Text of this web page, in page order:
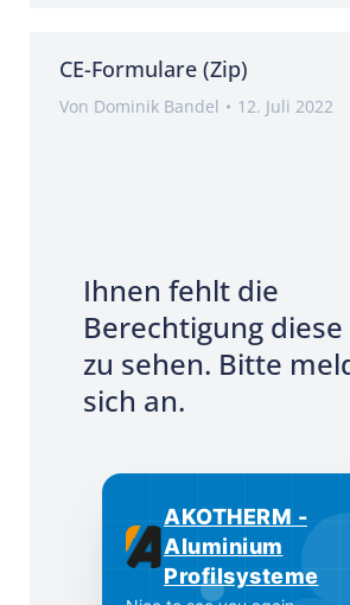
CE-Formulare (Zip)
Von Dominik Bandel 12. Juli 2022
Ihnen fehlt die
Berechtigung diese
zu sehen. Bitte
sich an.
AKOTHERM -
Aluminium
Profilsysteme